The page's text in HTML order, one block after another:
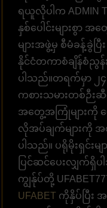
ရယူလိုပါက ADMIN
နှစ်ပေါင်းများစွာ
များအဖွဲ့မှ စီမံခန့်ခွဲပ
နိုင်ငံတကာစံချိန်စံညွ
ပါသည်။တရက်မှာ ၂၄
ကစားသမားတစ်ဉီး
အတွေ့အကြုံများကို ပ
လိုအပ်ချက်များကို
ပါသည်။ ပရိုမိုးရှင်းမျ
ပြင်ဆင်ပေးလျှက်ရှိ
ကျွန်ုပ်တို့
UFABET ကိုနှိပ်ပြီး